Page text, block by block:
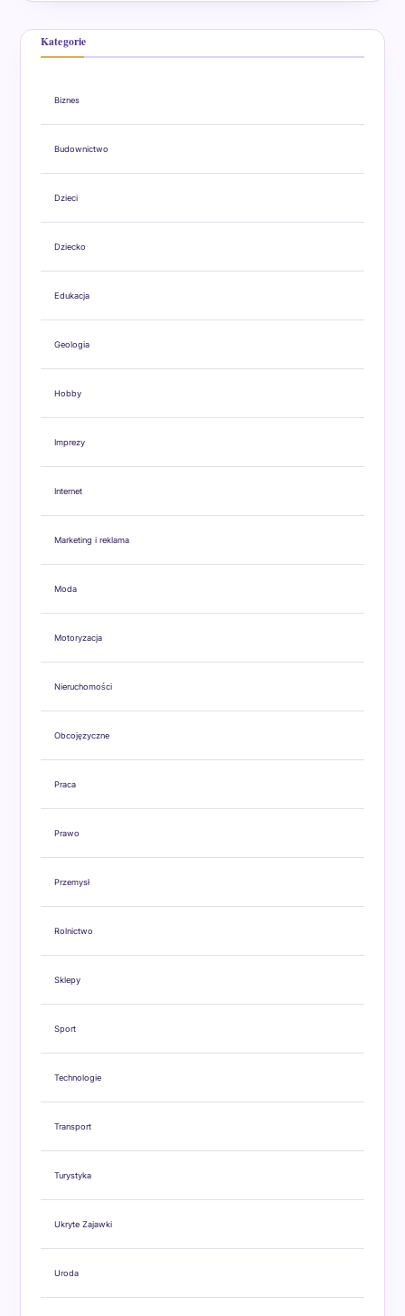
Kategorie
Biznes
Budownictwo
Dzieci
Dziecko
Edukacja
Geologia
Hobby
Imprezy
Internet
Marketing i reklama
Moda
Motoryzacja
Nieruchomości
Obcojęzyczne
Praca
Prawo
Przemysł
Rolnictwo
Sklepy
Sport
Technologie
Transport
Turystyka
Ukryte Zajawki
Uroda